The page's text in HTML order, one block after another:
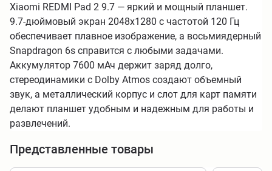
Xiaomi REDMI Pad 2 9.7 — яркий и мощный планшет.
9.7-дюймовый экран 2048x1280 с частотой 120 Гц
обеспечивает плавное изображение, а восьмиядерный
Snapdragon 6s справится с любыми задачами.
Аккумулятор 7600 мАч держит заряд долго,
стереодинамики с Dolby Atmos создают объемный
звук, а металлический корпус и слот для карт памяти
делают планшет удобным и надежным для работы и
развлечений.
Представленные товары